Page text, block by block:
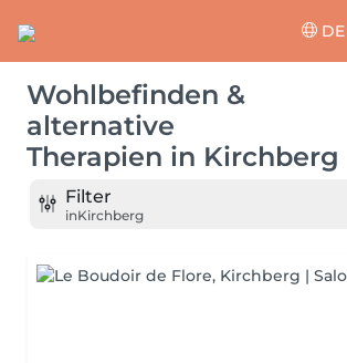
Wohlbefinden &
alternative
Therapien in Kirchberg
Filter
inKirchberg